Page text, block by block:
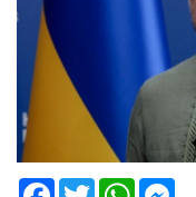
FacebookTwitter